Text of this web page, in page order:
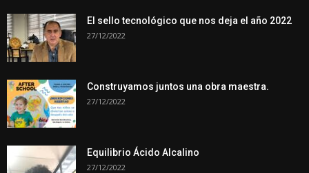
El sello tecnológico que nos deja el año 2022
27/12/2022
Construyamos juntos una obra maestra.
27/12/2022
Equilibrio Ácido Alcalino
27/12/2022